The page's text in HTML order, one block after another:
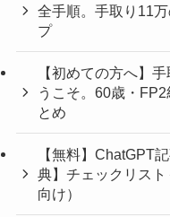
全手順。手取り11
プ
【初めての方へ】
うこそ。60歳・
とめ
【無料】ChatGPT
典】チェックリス
向け）